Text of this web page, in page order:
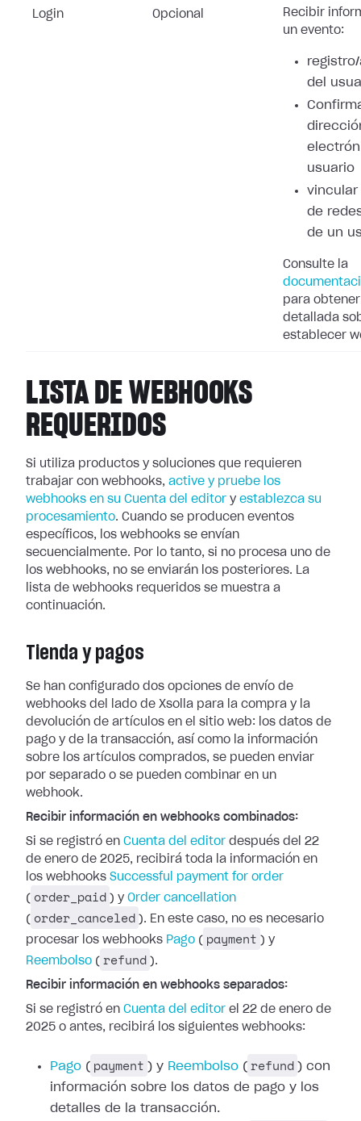
Login Opcional
Recibir
un evento:
del
usuario
vincular
de
de un
Consulte la
para
detallada
establecer
LISTA DE WEBHOOKS
REQUERIDOS
Si utiliza productos y soluciones que requieren
trabajar con webhooks, active y pruebe los
webhooks en su Cuenta del editor y establezca su
procesamiento. Cuando se producen eventos
específicos, los webhooks se envían
secuencialmente. Por lo tanto, si no procesa uno de
los webhooks, no se enviarán los posteriores. La
lista de webhooks requeridos se muestra a
continuación.
Tienda y pagos
Se han configurado dos opciones de envío de
webhooks del lado de Xsolla para la compra y la
devolución de artículos en el sitio web: los datos de
pago y de la transacción, así como la información
sobre los artículos comprados, se pueden enviar
por separado o se pueden combinar en un
webhook.
Recibir información en webhooks combinados:
Si se registró en Cuenta del editor después del 22
de enero de 2025, recibirá toda la información en
los webhooks Successful payment for order
( order_paid ) y Order cancellation
( order_canceled ). En este caso, no es necesario
procesar los webhooks Pago ( payment ) y
Reembolso ( refund ).
Recibir información en webhooks separados:
Si se registró en Cuenta del editor el 22 de enero de
2025 o antes, recibirá los siguientes webhooks:
Pago ( payment ) y Reembolso ( refund ) con
información sobre los datos de pago y los
detalles de la transacción.